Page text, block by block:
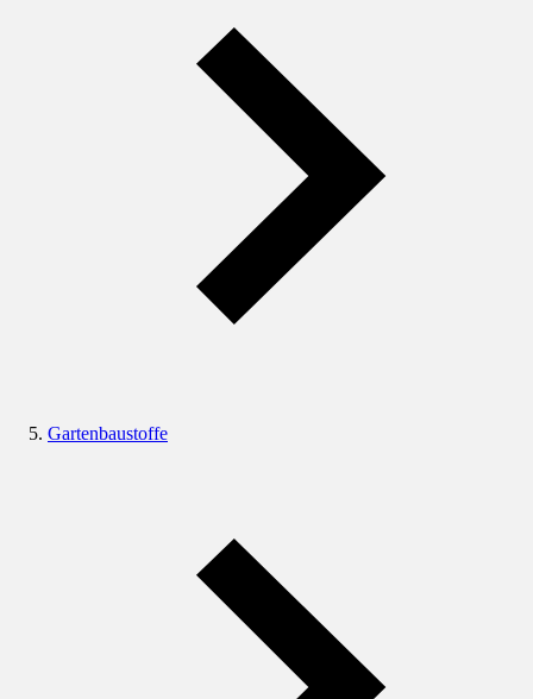
Gartenbaustoffe